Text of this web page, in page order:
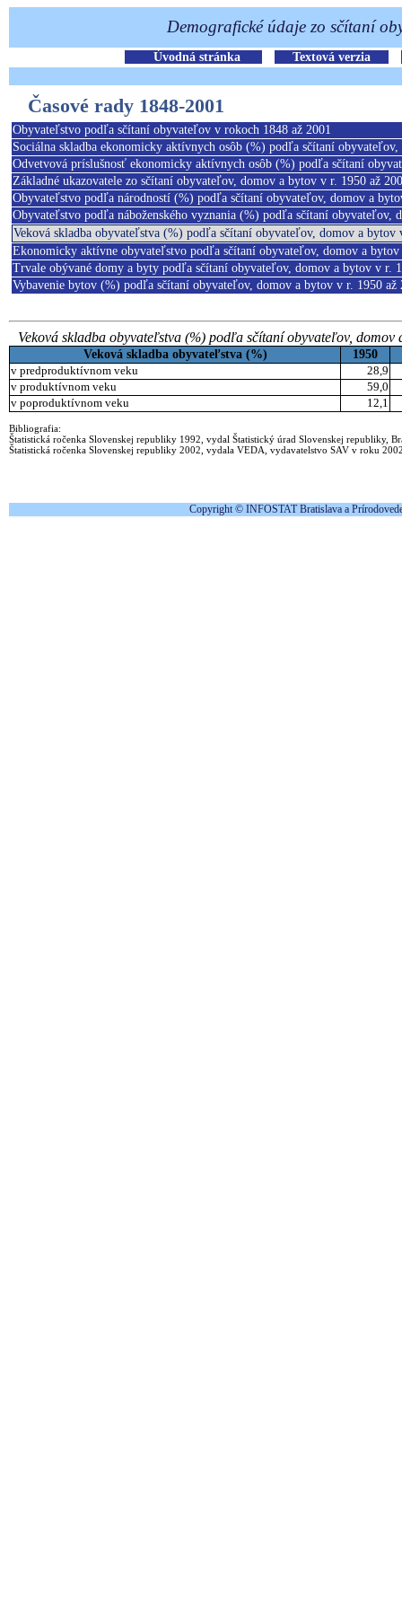
Časové rady 1848-2001
Obyvateľstvo podľa sčítaní obyvateľov v rokoch 1848 až 2001
Sociálna skladba ekonomicky aktívnych osôb (%) podľa sčítaní
Odvetvová príslušnosť ekonomicky aktívnych osôb (%) podľa sčítaní
Základné ukazovatele zo sčítaní obyvateľov, domov a bytov v r. 1950 až
Obyvateľstvo podľa národností (%) podľa sčítaní obyvateľov, domov a
Obyvateľstvo podľa náboženského vyznania (%) podľa sčítaní obyvateľov,
Veková skladba obyvateľstva (%) podľa sčítaní obyvateľov, domov a bytov
Ekonomicky aktívne obyvateľstvo podľa sčítaní obyvateľov, domov a bytov
Trvale obývané domy a byty podľa sčítaní obyvateľov, domov a bytov v r.
Vybavenie bytov (%) podľa sčítaní obyvateľov, domov a bytov v r. 1950 až
Veková skladba obyvateľstva (%) podľa sčítaní obyvateľov, domov
Veková skladba obyvateľstva (%) 1950
v predproduktívnom veku
28,9
v produktívnom veku
59,0
v poproduktívnom veku
12,1
Bibliografia:
Štatistická ročenka Slovenskej republiky 1992, vydal Štatistický úrad Slovenskej republiky,
Štatistická ročenka Slovenskej republiky 2002, vydala VEDA, vydavatelstvo SAV v roku